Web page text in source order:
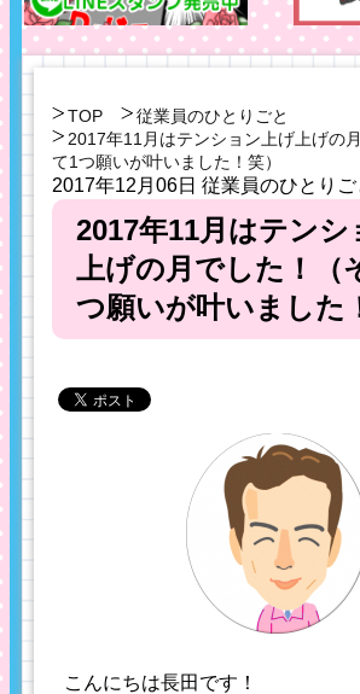
TOP
従業員のひとりごと
2017年11月はテンション上げ上げの
て1つ願いが叶いました！笑）
2017年12月06日 従業員のひとりご
2017年11月はテンシ
上げの月でした！（
つ願いが叶いました
こんにちは長田です！